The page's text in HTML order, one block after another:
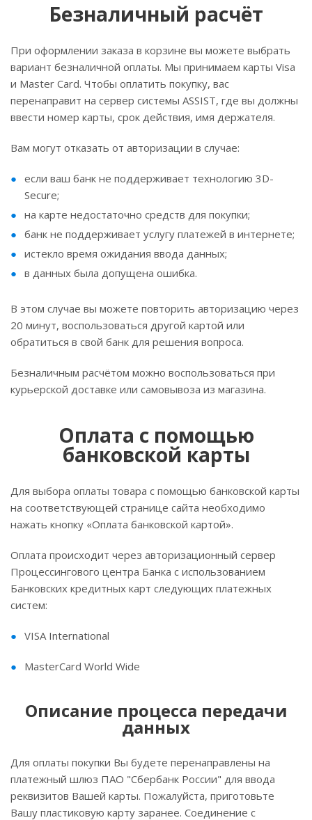
Безналичный расчёт
При оформлении заказа в корзине вы можете выбрать
вариант безналичной оплаты. Мы принимаем карты Visa
и Master Card. Чтобы оплатить покупку, вас
перенаправит на сервер системы ASSIST, где вы должны
ввести номер карты, срок действия, имя держателя.
Вам могут отказать от авторизации в случае:
если ваш банк не поддерживает технологию 3D-
Secure;
на карте недостаточно средств для покупки;
банк не поддерживает услугу платежей в интернете;
истекло время ожидания ввода данных;
в данных была допущена ошибка.
В этом случае вы можете повторить авторизацию через
20 минут, воспользоваться другой картой или
обратиться в свой банк для решения вопроса.
Безналичным расчётом можно воспользоваться при
курьерской доставке или самовывоза из магазина.
Оплата с помощью
банковской карты
Для выбора оплаты товара с помощью банковской карты
на соответствующей странице сайта необходимо
нажать кнопку «Оплата банковской картой».
Оплата происходит через авторизационный сервер
Процессингового центра Банка с использованием
Банковских кредитных карт следующих платежных
систем:
VISA International
MasterCard World Wide
Описание процесса передачи
данных
Для оплаты покупки Вы будете перенаправлены на
платежный шлюз ПАО "Сбербанк России" для ввода
реквизитов Вашей карты. Пожалуйста, приготовьте
Вашу пластиковую карту заранее. Соединение с